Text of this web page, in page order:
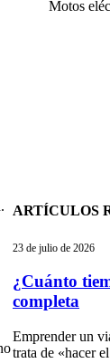
Motos
ARTÍCULOS
23 de julio de 2026
¿Cuánto
completa
Emprender un
trata de «hacer